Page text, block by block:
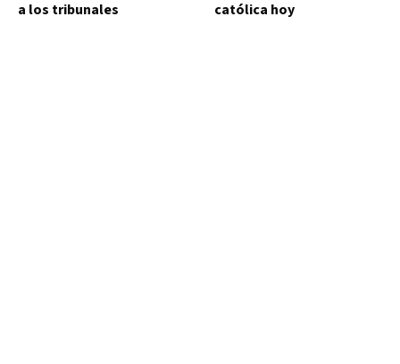
a los tribunales
católica hoy